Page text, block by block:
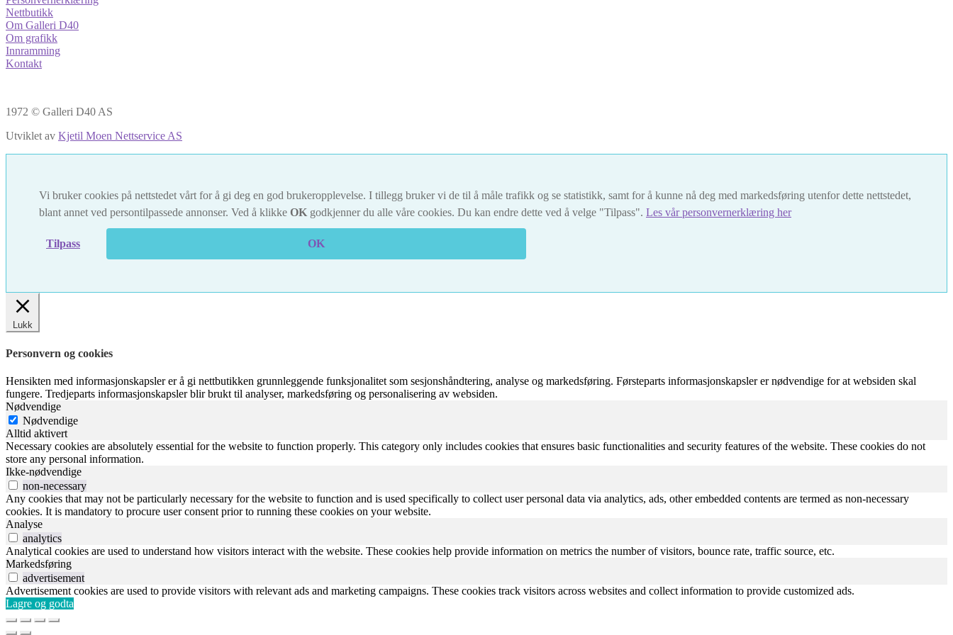
Nettbutikk
Om Galleri D40
Om grafikk
Innramming
Kontakt
1972 © Galleri D40 AS
Utviklet av Kjetil Moen Nettservice AS
Vi bruker cookies på nettstedet vårt for å gi deg en god brukeropplevelse. I tillegg bruker vi de til å måle trafikk og se statistikk, samt for å kunne nå deg med markedsføring utenfor dette nettstedet,
blant annet ved persontilpassede annonser. Ved å klikke OK godkjenner du alle våre cookies. Du kan endre dette ved å velge "Tilpass". Les vår personvernerklæring her
Tilpass OK
Lukk
Personvern og cookies
Hensikten med informasjonskapsler er å gi nettbutikken grunnleggende funksjonalitet som sesjonshåndtering, analyse og markedsføring. Førsteparts informasjonskapsler er nødvendige for at websiden skal
fungere. Tredjeparts informasjonskapsler blir brukt til analyser, markedsføring og personalisering av websiden.
Nødvendige
Nødvendige
Alltid aktivert
Necessary cookies are absolutely essential for the website to function properly. This category only includes cookies that ensures basic functionalities and security features of the website. These cookies do not
store any personal information.
Ikke-nødvendige
non-necessary
Any cookies that may not be particularly necessary for the website to function and is used specifically to collect user personal data via analytics, ads, other embedded contents are termed as non-necessary
cookies. It is mandatory to procure user consent prior to running these cookies on your website.
Analyse
analytics
Analytical cookies are used to understand how visitors interact with the website. These cookies help provide information on metrics the number of visitors, bounce rate, traffic source, etc.
Markedsføring
advertisement
Advertisement cookies are used to provide visitors with relevant ads and marketing campaigns. These cookies track visitors across websites and collect information to provide customized ads.
Lagre og godta